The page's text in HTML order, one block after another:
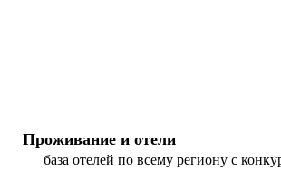
Проживание и отели
база отелей по всему региону с